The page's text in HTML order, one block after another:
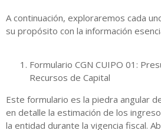
A continuación, exploraremos cada
su propósito con la información
Formulario CGN CUIPO 01:
Recursos de Capital
Este formulario es la piedra angular
en detalle la estimación de los
la entidad durante la vigencia fiscal.